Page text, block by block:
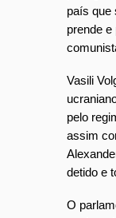
país que
prende
Vasili
pelo
assim
detido e
O